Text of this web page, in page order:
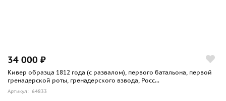
34 000 ₽
Кивер образца 1812 года (с развалом), первого батальона, первой
гренадерской роты, гренадерского взвода, Росс...
Артикул: 64833